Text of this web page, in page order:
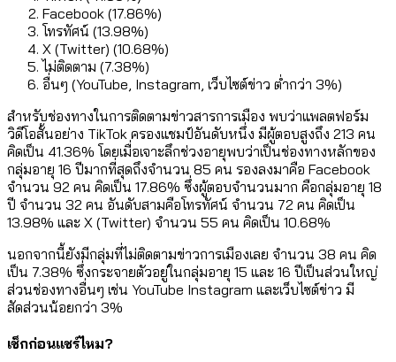
Facebook (17.86%)
โทรทัศน์ (13.98%)
X (Twitter) (10.68%)
ไม่ติดตาม (7.38%)
อื่นๆ (YouTube, Instagram, เว็บไซต์ข่าว ต่ำกว่า 3%)
สำหรับช่องทางในการติดตามข่าวสารการเมือง พบว่าแพลตฟอร์ม
วิดีโอสั้นอย่าง TikTok ครองแชมป์อันดับหนึ่ง มีผู้ตอบสูงถึง 213 คน
คิดเป็น 41.36% โดยเมื่อเจาะลึกช่วงอายุพบว่าเป็นช่องทางหลักของ
กลุ่มอายุ 16 ปีมากที่สุดถึงจำนวน 85 คน รองลงมาคือ Facebook
จำนวน 92 คน คิดเป็น 17.86% ซึ่งผู้ตอบจำนวนมาก คือกลุ่มอายุ 18
ปี จำนวน 32 คน อันดับสามคือโทรทัศน์ จำนวน 72 คน คิดเป็น
13.98% และ X (Twitter) จำนวน 55 คน คิดเป็น 10.68%
นอกจากนี้ยังมีกลุ่มที่ไม่ติดตามข่าวการเมืองเลย จำนวน 38 คน คิด
เป็น 7.38% ซึ่งกระจายตัวอยู่ในกลุ่มอายุ 15 และ 16 ปีเป็นส่วนใหญ่
ส่วนช่องทางอื่นๆ เช่น YouTube Instagram และเว็บไซต์ข่าว มี
สัดส่วนน้อยกว่า 3%
เช็กก่อนแชร์ไหม?